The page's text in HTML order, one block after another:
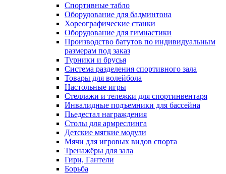
Спортивные табло
Оборудование для бадминтона
Хореографические станки
Оборудование для гимнастики
Производство батутов по индивидуальным
размерам под заказ
Турники и брусья
Система разделения спортивного зала
Товары для волейбола
Настольные игры
Стеллажи и тележки для спортинвентаря
Инвалидные подъемники для бассейна
Пьедестал награждения
Столы для армреслинга
Детские мягкие модули
Мячи для игровых видов спорта
Тренажёры для зала
Гири, Гантели
Борьба